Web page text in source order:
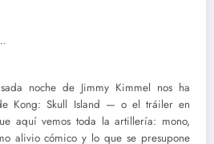
noche de Jimmy Kimmel nos ha
Kong: Skull Island — o el tráiler en
aquí vemos toda la artillería: mono,
alivio cómico y lo que se presupone